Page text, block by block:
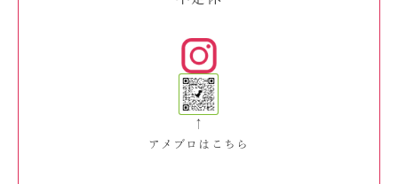
↑
アメブロはこちら